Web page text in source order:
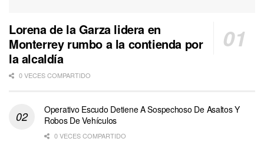
Lorena de la Garza lidera en
Monterrey rumbo a la contienda por
la alcaldía
0 VECES COMPARTIDO
Operativo Escudo Detiene A Sospechoso De Asaltos Y
Robos De Vehículos
0 VECES COMPARTIDO